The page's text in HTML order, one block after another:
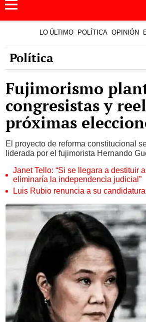
LO ÚLTIMO POLÍTICA OPINIÓN
Política
Fujimorismo
congresistas y
próximas
El proyecto de reforma constitucional
liderada por el fujimorista Hernando
Janet Tello: “Si se llegara a destituir
eliminaría la independencia judicial”
Luis Rubio renuncia a su